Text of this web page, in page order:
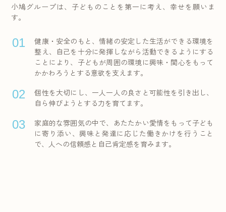
小鳩グループは、子どものことを第一に考え、幸せを願いま
す。
01
健康・安全のもと、情緒の安定した生活ができる環境を
整え、自己を十分に発揮しながら活動できるようにする
ことにより、子どもが周囲の環境に興味・関心をもって
かかわろうとする意欲を支えます。
02
個性を大切にし、一人一人の良さと可能性を引き出し、
自ら伸びようとする力を育てます。
03
家庭的な雰囲気の中で、あたたかい愛情をもって子ども
に寄り添い、興味と発達に応じた働きかけを行うこと
で、人への信頼感と自己肯定感を育みます。